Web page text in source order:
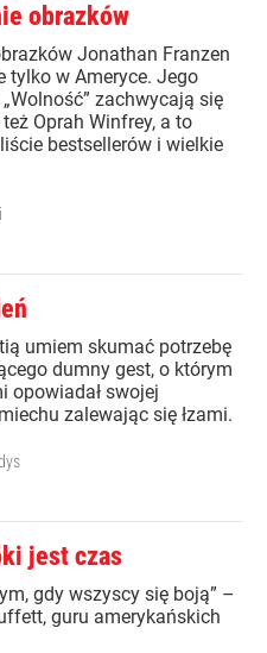
obrazków
Jonathan Franzen
tylko w Ameryce. Jego
zachwycają się
Oprah Winfrey, a to
bestsellerów i wielkie
umiem skumać potrzebę
dumny gest, o którym
opowiadał swojej
zalewając się łzami.
jest czas
gdy wszyscy się boją” –
guru amerykańskich